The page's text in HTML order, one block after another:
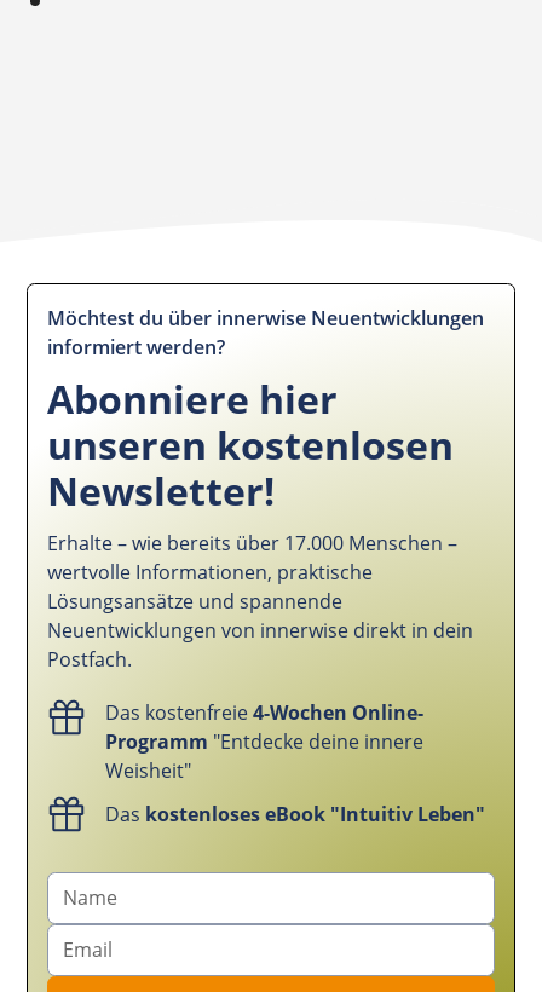
Möchtest du über innerwise Neuentwicklungen
informiert werden?
Abonniere hier
unseren kostenlosen
Newsletter!
Erhalte – wie bereits über 17.000 Menschen –
wertvolle Informationen, praktische
Lösungsansätze und spannende
Neuentwicklungen von innerwise direkt in dein
Postfach.
Das kostenfreie4-Wochen Online-
Programm "Entdecke deine innere
Weisheit"
Das kostenloses eBook "Intuitiv Leben"